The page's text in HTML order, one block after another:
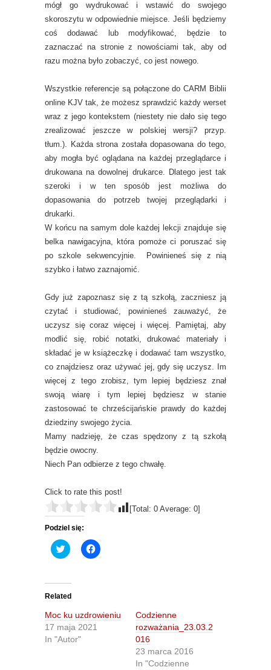
mógł go wydrukować i wstawić do swojego
skoroszytu w odpowiednie miejsce. Jeśli będziemy
coś dodawać lub modyfikować, będzie to
zaznaczać na stronie z nowościami tak, aby od
razu można było zobaczyć, co jest nowego.
Wszystkie referencje są połączone do CARM Biblii
online KJV tak, że możesz sprawdzić każdy werset
wraz z jego kontekstem (niestety nie dało się tego
zrealizować jeszcze w polskiej wersji? przyp.
tłum.). Każda strona została dopasowana do tego,
aby mogła być oglądana na każdej przeglądarce i
drukowana na dowolnej drukarce. Dlatego jest tak
szeroki i w ten sposób jest możliwa do
dopasowania do potrzeb twojej przeglądarki i
drukarki.
W końcu na samym dole każdej lekcji znajduje się
belka nawigacyjna, która pomoże ci poruszać się
po szkole sekwencyjnie. Powinieneś się z nią
szybko i łatwo zaznajomić.
Gdy już zapoznasz się z tą szkołą, zaczniesz ją
czytać i studiować, powinieneś zauważyć, że
uczysz się coraz więcej i więcej. Pamiętaj, aby
modlić się, robić notatki, drukować materiały i
składać je w książeczkę i dodawać tam wszystko,
co znajdziesz oraz używać jej, gdy się uczysz. Im
więcej z tego zrobisz, tym lepiej będziesz znał
swoją wiarę i tym lepiej będziesz w stanie
zastosować te chrześcijańskie prawdy do każdej
dziedziny swojego życia.
Mamy nadzieję, że czas spędzony z tą szkołą
będzie owocny.
Niech Pan odbierze z tego chwałę.
Click to rate this post!
[Total: 0 Average: 0]
Podziel się:
C
l
t
o
s
a
r
e
o
C
l
a
e
Related
Moc ku uzdrowieniu
17 maja 2021
In "Autor"
Codzienne
rozważania_23.03.2
016
23 marca 2016
In "Codzienne